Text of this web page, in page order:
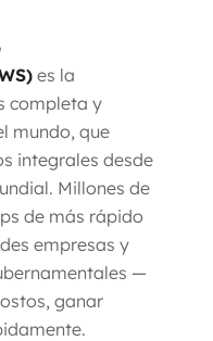
es la
completa y
mundo, que
integrales desde
Millones de
de más rápido
empresas y
—
ganar